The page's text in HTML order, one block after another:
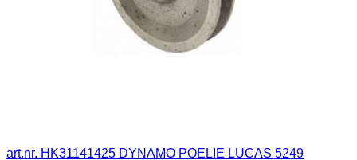
art.nr. HK31141425 DYNAMO POELIE LUCAS 5249